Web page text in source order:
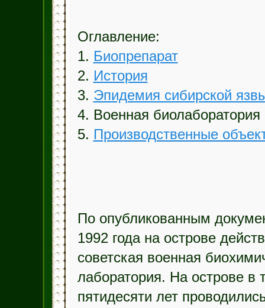
Оглавление:
1. Биопрепарат
2. История
3. Эпидемия сибирской
4. Военная
5. Производственные
По опубликованным
1992 года на острове
советская военная
лаборатория. На острове в
пятидесяти лет